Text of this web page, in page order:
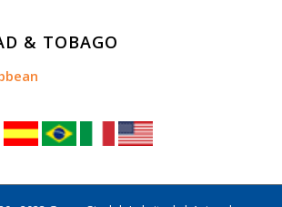
& TOBAGO